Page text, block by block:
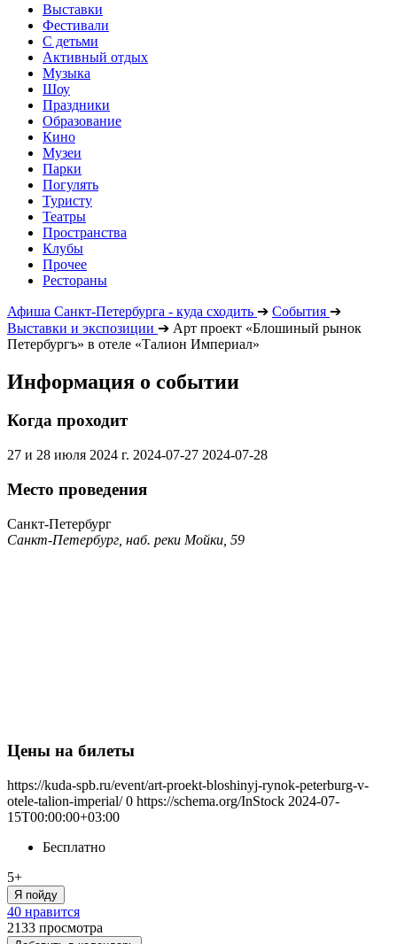
Выставки
Фестивали
С детьми
Активный отдых
Музыка
Шоу
Праздники
Образование
Кино
Музеи
Парки
Погулять
Туристу
Театры
Пространства
Клубы
Прочее
Рестораны
Афиша Санкт-Петербурга - куда сходить ➔ События ➔
Выставки и экспозиции ➔ Арт проект «Блошиный рынок
Петербургъ» в отеле «Талион Империал»
Информация о событии
Когда проходит
27 и 28 июля 2024 г. 2024-07-27 2024-07-28
Место проведения
Санкт-Петербург
Санкт-Петербург, наб. реки Мойки, 59
Цены на билеты
https://kuda-spb.ru/event/art-proekt-bloshinyj-rynok-peterburg-v-
otele-talion-imperial/ 0 https://schema.org/InStock 2024-07-
15T00:00:00+03:00
Бесплатно
5+
Я пойду
40 нравится
2133 просмотра